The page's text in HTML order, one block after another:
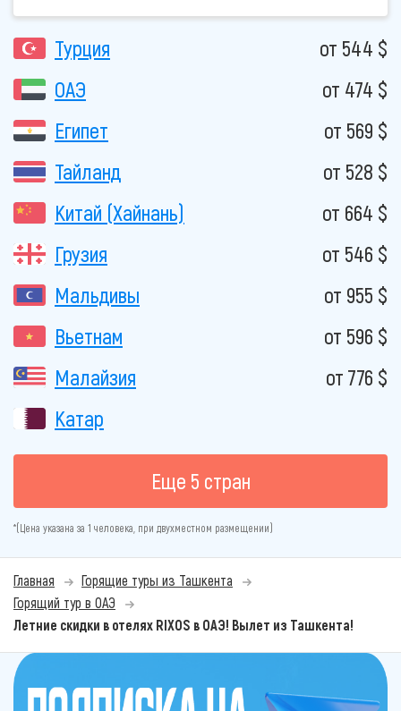
Турция
от 544 $
ОАЭ
от 474 $
Египет
от 569 $
Тайланд
от 528 $
Китай (Хайнань)
от 664 $
Грузия
от 546 $
Мальдивы
от 955 $
Вьетнам
от 596 $
Малайзия
от 776 $
Катар
Еще 5 стран
*(Цена указана за 1 человека, при двухместном размещении)
Главная
Горящие туры из Ташкента
Горящий тур в ОАЭ
Летние скидки в отелях RIXOS в ОАЭ! Вылет из Ташкента!